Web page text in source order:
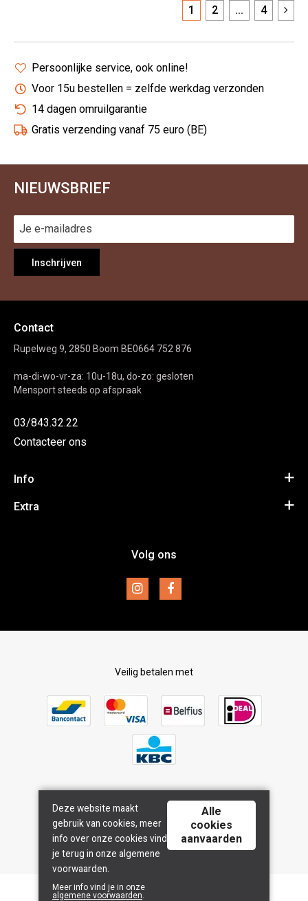
1 2 ... 4
Persoonlijke service, ook online!
Voor 15u bestellen = zelfde werkdag verzonden
14 dagen omruilgarantie
Gratis verzending vanaf 75 euro (BE)
NIEUWSBRIEF
Inschrijven
Contact
Rupelweg 9, 2850 Boom BE0664 752 876
ma-di-wo-vr-za: 10u-18u, do-zo: gesloten
Mensport steeds op afspraak
03/843.32.22
Contacteer ons
Info
Algemene voorwaarden
Extra
Volg ons
Veilig betalen met
Bezorgd door
Copyright © 2026. All Rights Reserved
Deze website maakt
gebruik van cookies, meer
info over onze cookies vind
je terug in onze algemene
voorwaarden.
Meer info vind je in onze
algemene voorwaarden.
Alle
cookies
aanvaarden